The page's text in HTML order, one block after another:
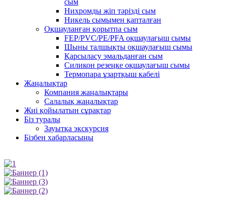
сым
Нихромды жіп тәрізді сым
Никель сымымен қапталған
Оқшауланған қорытпа сым
FEP/PVC/PE/PFA оқшаулағыш сымы
Шыны талшықты оқшаулағыш сымы
Қарсыласу эмальданған сым
Силикон резеңке оқшаулағыш сымы
Термопара ұзартқыш кабелі
Жаңалықтар
Компания жаңалықтары
Салалық жаңалықтар
Жиі қойылатын сұрақтар
Біз туралы
Зауытқа экскурсия
Бізбен хабарласыңы